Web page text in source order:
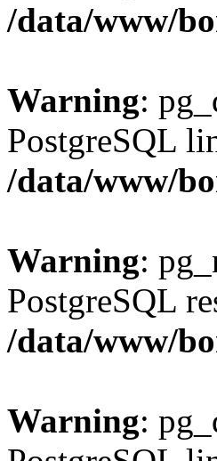
/data/www/
Warning:
PostgreSQL
/data/www/
Warning:
PostgreSQL
/data/www/
Warning: